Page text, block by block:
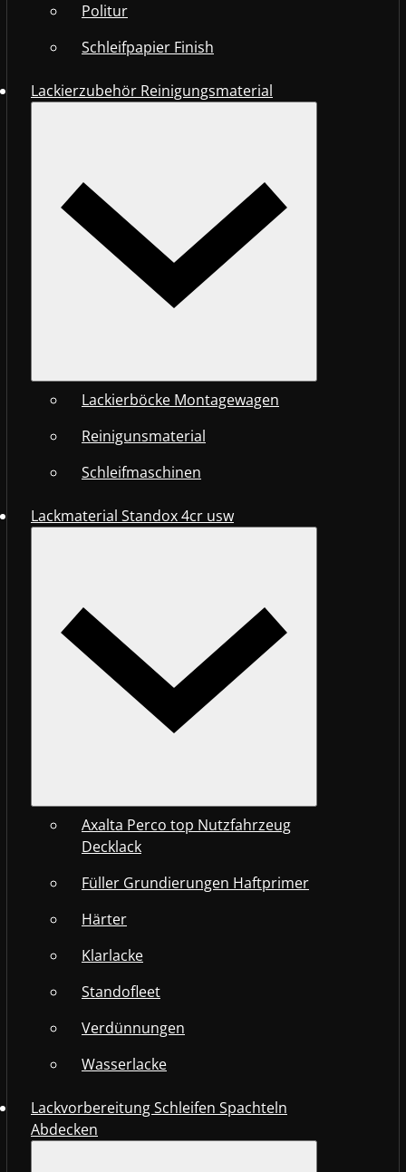
Politur
Schleifpapier Finish
Lackierzubehör Reinigungsmaterial
Lackierböcke Montagewagen
Reinigunsmaterial
Schleifmaschinen
Lackmaterial Standox 4cr usw
Axalta Perco top Nutzfahrzeug
Decklack
Füller Grundierungen Haftprimer
Härter
Klarlacke
Standofleet
Verdünnungen
Wasserlacke
Lackvorbereitung Schleifen Spachteln
Abdecken